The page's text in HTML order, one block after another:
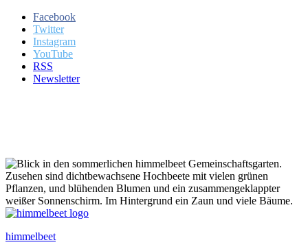
Facebook
Twitter
Instagram
YouTube
RSS
Newsletter
himmelbeet